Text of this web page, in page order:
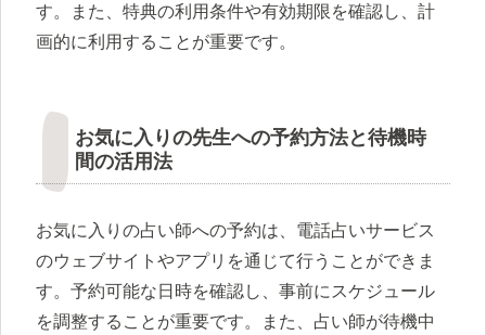
す。また、特典の利用条件や有効期限を確認し、計
画的に利用することが重要です。
お気に入りの先生への予約方法と待機時
間の活用法
お気に入りの占い師への予約は、電話占いサービス
のウェブサイトやアプリを通じて行うことができま
す。予約可能な日時を確認し、事前にスケジュール
を調整することが重要です。また、占い師が待機中